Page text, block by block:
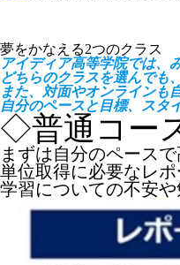
夢をかなえる2つのクラス
アイディア高等学院では、
どちらのクラスを選んでも
また、対面やオンラインも
自分のペースと目標、スタ
◇普通コー
まずは自分のペース
単位取得に必要なレ
学習についての不安